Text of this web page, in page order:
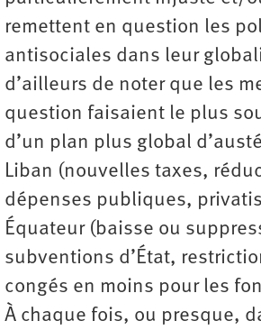
remettent en question les
antisociales dans leur
d’ailleurs de noter que les
question faisaient le plus
d’un plan plus global
Liban (nouvelles taxes,
dépenses publiques,
Équateur (baisse ou
subventions d’État,
congés en moins pour les
À chaque fois, ou presque,